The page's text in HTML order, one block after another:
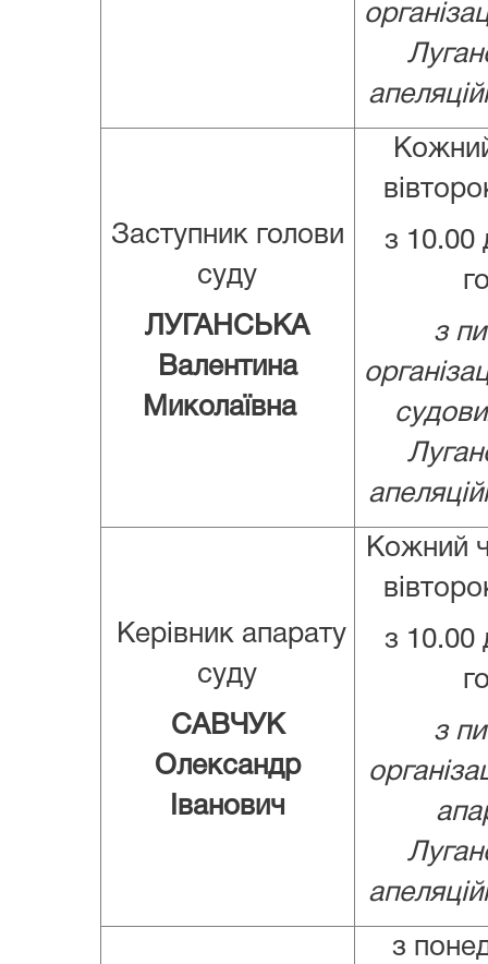
Заступник голови
суду
ЛУГАНСЬКА
Валентина
Миколаївна
з 10.00
з
Керівник апарату
суду
САВЧУК
Олександр
Іванович
Кожний
з 10.00
з
з